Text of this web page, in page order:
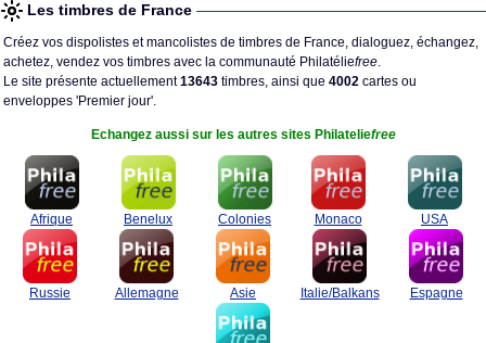
Les timbres de France
Créez vos dispolistes et mancolistes de timbres de France, dialoguez, échangez,
achetez, vendez vos timbres avec la communauté Philatéliefree.
Le site présente actuellement13643 timbres, ainsi que 4002 cartes ou
enveloppes 'Premier jour'.
Echangez aussi sur les autres sites Philateliefree
Afrique Benelux Colonies Monaco USA
Russie Allemagne Asie Italie/Balkans Espagne